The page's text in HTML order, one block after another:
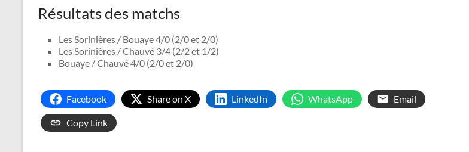
Résultats des matchs
Les Sorinières / Bouaye 4/0 (2/0 et 2/0)
Les Sorinières / Chauvé 3/4 (2/2 et 1/2)
Bouaye / Chauvé 4/0 (2/0 et 2/0)
Facebook Share on X LinkedIn WhatsApp Email
Copy Link